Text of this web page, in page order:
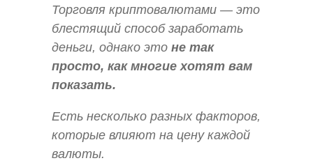
Торговля криптовалютами — это
блестящий способ заработать
деньги, однако это не так
просто, как многие хотят вам
показать.
Есть несколько разных факторов,
которые влияют на цену каждой
валюты.